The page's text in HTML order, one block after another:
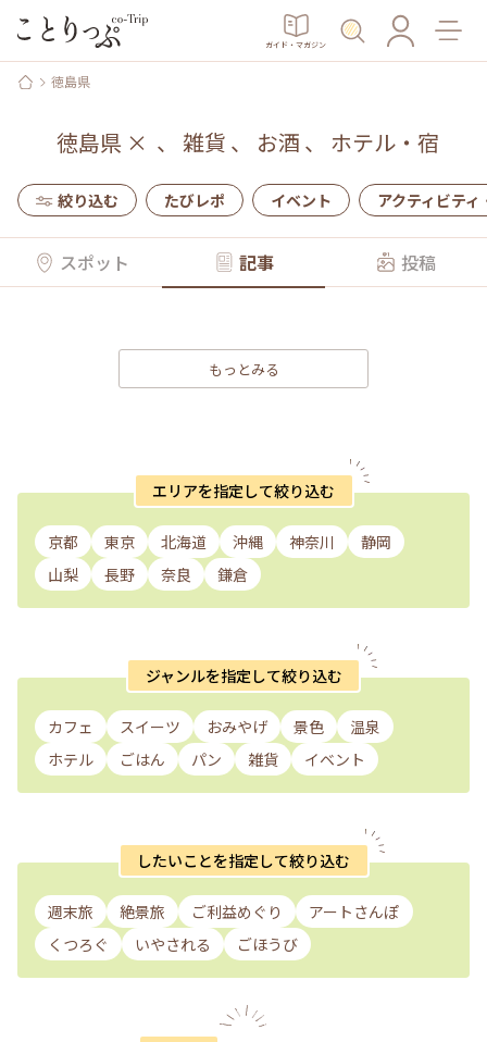
ガイド・マガジン
徳島県
徳島県 × 、 雑貨 、 お酒 、 ホテル・宿
絞り込む たびレポ イベント アクティビティ
スポット 記事 投稿
もっとみる
エリアを指定して絞り込む
京都 東京 北海道 沖縄 神奈川
静岡
山梨
長野 奈良 鎌倉
ジャンルを指定して絞り込む
カフェ スイーツ おみやげ 景色
温泉
ホテル
ごはん パン 雑貨 イベント
したいことを指定して絞り込む
週末旅 絶景旅 ご利益めぐり
アートさんぽ
くつろぐ
いやされる ごほうび